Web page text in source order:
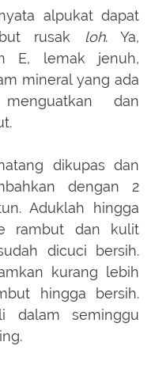
alpukat dapat
rusak loh. Ya,
E, lemak jenuh,
mineral yang ada
dan
dikupas dan
dengan 2
Aduklah hingga
rambut dan kulit
dicuci bersih.
kurang lebih
hingga bersih.
dalam seminggu